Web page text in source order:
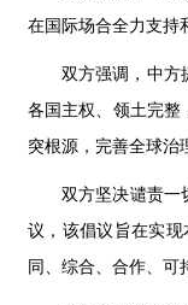
在国际场合全力支持
双方强调，中方
各国主权、领土完整
突根源，完善全球治
双方坚决谴责一
议，该倡议旨在实
同、综合、合作、可